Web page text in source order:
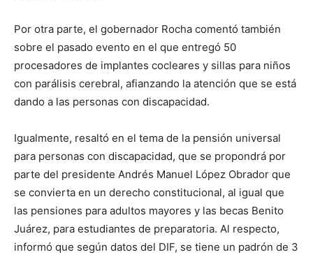
Por otra parte, el gobernador Rocha comentó también
sobre el pasado evento en el que entregó 50
procesadores de implantes cocleares y sillas para niños
con parálisis cerebral, afianzando la atención que se está
dando a las personas con discapacidad.
Igualmente, resaltó en el tema de la pensión universal
para personas con discapacidad, que se propondrá por
parte del presidente Andrés Manuel López Obrador que
se convierta en un derecho constitucional, al igual que
las pensiones para adultos mayores y las becas Benito
Juárez, para estudiantes de preparatoria. Al respecto,
informó que según datos del DIF, se tiene un padrón de 3